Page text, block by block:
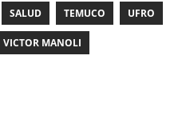
SALUD TEMUCO UFRO
VICTOR MANOLI